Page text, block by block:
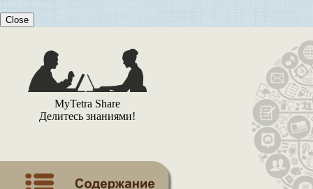
Close
MyTetra Share
Делитесь знаниями!